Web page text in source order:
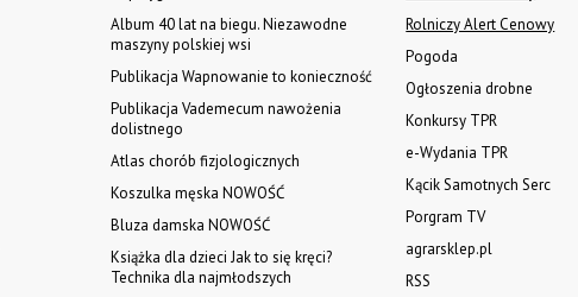
Album 40 lat na biegu. Niezawodne
maszyny polskiej wsi
Publikacja Wapnowanie to konieczność
Publikacja Vademecum nawożenia
dolistnego
Atlas chorób fizjologicznych
Koszulka męska NOWOŚĆ
Bluza damska NOWOŚĆ
Książka dla dzieci Jak to się kręci?
Technika dla najmłodszych
Rolniczy Alert Cenowy
Pogoda
Ogłoszenia drobne
Konkursy TPR
e-Wydania TPR
Kącik Samotnych Serc
Porgram TV
agrarsklep.pl
RSS